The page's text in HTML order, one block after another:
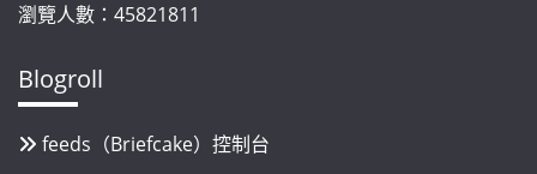
瀏覽人數：45821811
Blogroll
feeds（Briefcake）控制台